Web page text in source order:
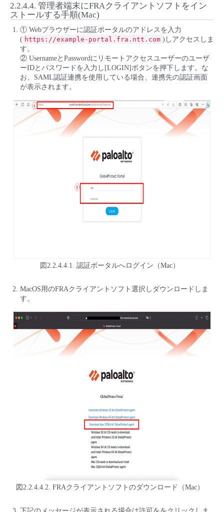
2.2.4.4. 管理者端末にFRAクライアントソフトをイン
ストールする手順(Mac)
① Webブラウザーに認証ポータルのアドレスを入力
( https://example-portal.fra.ntt.com )しアクセスしま
す。
② UsernameとPasswordにリモートアクセスユーザーのユーザ
ーIDとパスワードを入力し[LOGIN]ボタンを押下します。な
お、SAML認証連携を使用している場合、連携先の認証画面
が表示されます。
図2.2.4.4.1. 認証ポータルへログイン（Mac）
MacOS用のFRAクライアントソフト選択しダウンロードしま
す。
図2.2.4.4.2. FRAクライアントソフトのダウンロード（Mac）